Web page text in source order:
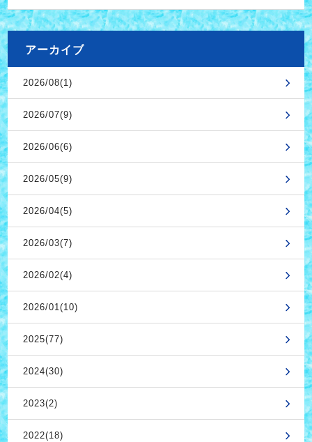
アーカイブ
2026/08(1)
2026/07(9)
2026/06(6)
2026/05(9)
2026/04(5)
2026/03(7)
2026/02(4)
2026/01(10)
2025(77)
2024(30)
2023(2)
2022(18)